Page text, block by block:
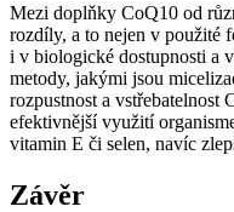
Mezi doplňky CoQ10 od
rozdíly, a to nejen v použité
i v biologické dostupnosti a
metody, jakými jsou
rozpustnost a vstřebatelnost
efektivnější využití
vitamin E či selen, navíc
Závěr